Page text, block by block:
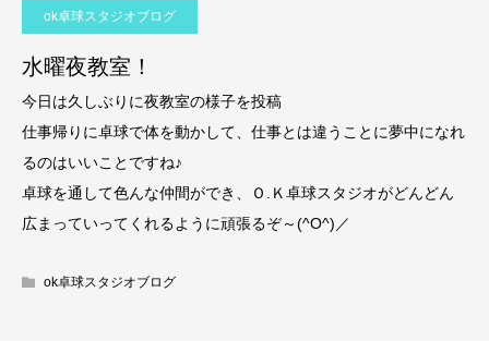
ok卓球スタジオブログ
水曜夜教室！
今日は久しぶりに夜教室の様子を投稿
仕事帰りに卓球で体を動かして、仕事とは違うことに夢中になれ
るのはいいことですね♪
卓球を通して色んな仲間ができ、Ｏ.Ｋ卓球スタジオがどんどん
広まっていってくれるように頑張るぞ～(^O^)／
ok卓球スタジオブログ